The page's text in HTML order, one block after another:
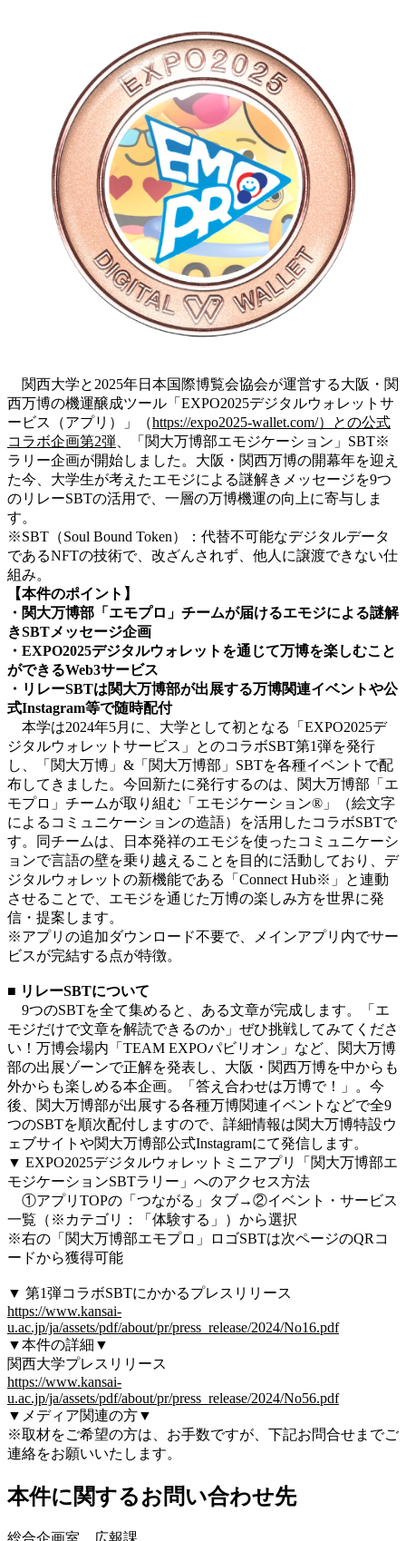
関西大学と2025年日本国際博覧会協会が運営する大阪・関
西万博の機運醸成ツール「EXPO2025デジタルウォレットサ
ービス（アプリ）」（https://expo2025-wallet.com/）との公式
コラボ企画第2弾 、「関大万博部エモジケーション」SBT※
ラリー企画が開始しました。大阪・関西万博の開幕年を迎え
た今、大学生が考えたエモジによる謎解きメッセージを9つ
のリレーSBTの活用で、一層の万博機運の向上に寄与しま
す。
※SBT（Soul Bound Token）：代替不可能なデジタルデータ
であるNFTの技術で、改ざんされず、他人に譲渡できない仕
組み。
【本件のポイント】
・関大万博部「エモプロ」チームが届けるエモジによる謎解
きSBTメッセージ企画
・EXPO2025デジタルウォレットを通じて万博を楽しむこと
ができるWeb3サービス
・リレーSBTは関大万博部が出展する万博関連イベントや公
式Instagram等で随時配付
本学は2024年5月に、大学として初となる「EXPO2025デ
ジタルウォレットサービス」とのコラボSBT第1弾を発行
し、「関大万博」&「関大万博部」SBTを各種イベントで配
布してきました。今回新たに発行するのは、関大万博部「エ
モプロ」チームが取り組む「エモジケーション®」（絵文字
によるコミュニケーションの造語）を活用したコラボSBTで
す。同チームは、日本発祥のエモジを使ったコミュニケーシ
ョンで言語の壁を乗り越えることを目的に活動しており、デ
ジタルウォレットの新機能である「Connect Hub※」と連動
させることで、エモジを通じた万博の楽しみ方を世界に発
信・提案します。
※アプリの追加ダウンロード不要で、メインアプリ内でサー
ビスが完結する点が特徴。
■ リレーSBTについて
9つのSBTを全て集めると、ある文章が完成します。「エ
モジだけで文章を解読できるのか」ぜひ挑戦してみてくださ
い！万博会場内「TEAM EXPOパビリオン」など、関大万博
部の出展ゾーンで正解を発表し、大阪・関西万博を中からも
外からも楽しめる本企画。「答え合わせは万博で！」。今
後、関大万博部が出展する各種万博関連イベントなどで全9
つのSBTを順次配付しますので、詳細情報は関大万博特設ウ
ェブサイトや関大万博部公式Instagramにて発信します。
▼ EXPO2025デジタルウォレットミニアプリ「関大万博部エ
モジケーションSBTラリー」へのアクセス方法
①アプリTOPの「つながる」タブ→②イベント・サービス
一覧（※カテゴリ：「体験する」）から選択
※右の「関大万博部エモプロ」ロゴSBTは次ページのQRコ
ードから獲得可能
▼ 第1弾コラボSBTにかかるプレスリリース
https://www.kansai-
u.ac.jp/ja/assets/pdf/about/pr/press_release/2024/No16.pdf
▼本件の詳細▼
関西大学プレスリリース
https://www.kansai-
u.ac.jp/ja/assets/pdf/about/pr/press_release/2024/No56.pdf
▼メディア関連の方▼
※取材をご希望の方は、お手数ですが、下記お問合せまでご
連絡をお願いいたします。
本件に関するお問い合わせ先
総合企画室 広報課